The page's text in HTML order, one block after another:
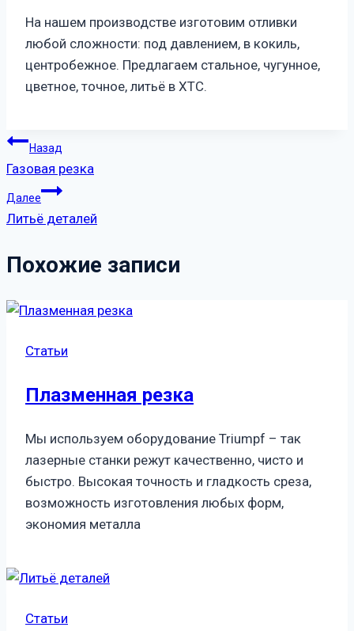
На нашем производстве изготовим отливки
любой сложности: под давлением, в кокиль,
центробежное. Предлагаем стальное, чугунное,
цветное, точное, литьё в ХТС.
Навигация
по
записям
Назад
Газовая резка
Далее
Литьё деталей
Похожие записи
Статьи
Плазменная резка
Мы используем оборудование Triumpf – так
лазерные станки режут качественно, чисто и
быстро. Высокая точность и гладкость среза,
возможность изготовления любых форм,
экономия металла
Статьи